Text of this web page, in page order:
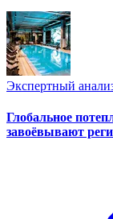
Экспертный
Глобальное
завоёвывают